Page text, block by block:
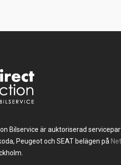
Bilservice är auktoriserad
Peugeot och SEAT belägen på